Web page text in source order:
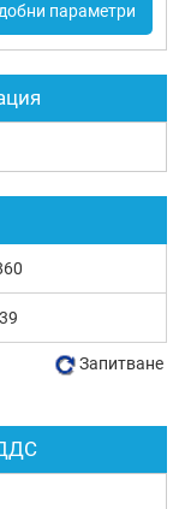
параметри
39
Запитване